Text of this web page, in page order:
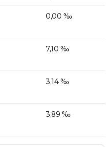
0,00 ‰
7,10 ‰
3,14 ‰
3,89 ‰